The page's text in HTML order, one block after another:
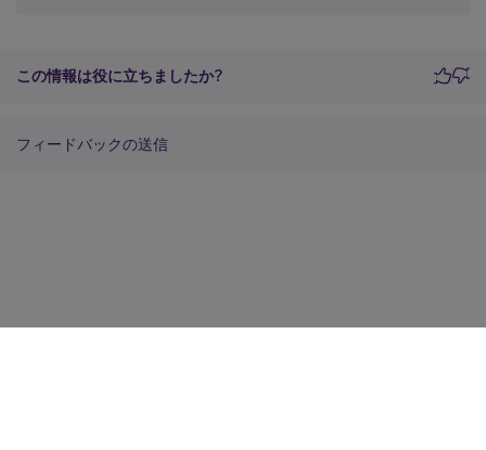
この情報は役に立ちましたか?
フィードバックの送信